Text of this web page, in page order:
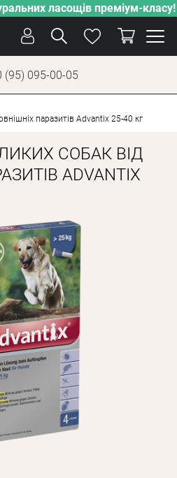
ласощів преміум-класу!
(95) 095-00-05
КОТИ
АКЦІЇ
БЛОГ
і доставка
лояльності
Про Нас
клієнтам
(95) 095-00-05
паразитів Advantix 25-40 кг
СОБАК ВІД
ADVANTIX